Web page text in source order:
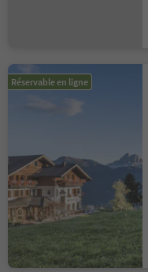
Réservable en ligne